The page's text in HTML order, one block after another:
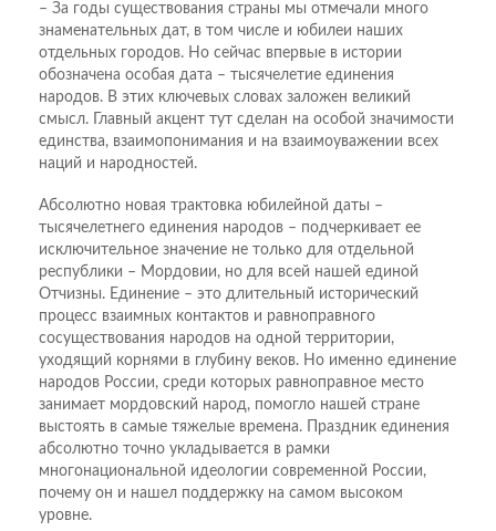
– За годы существования страны мы отмечали много
знаменательных дат, в том числе и юбилеи наших
отдельных городов. Но сейчас впервые в истории
обозначена особая дата – тысячелетие единения
народов. В этих ключевых словах заложен великий
смысл. Главный акцент тут сделан на особой значимости
единства, взаимопонимания и на взаимоуважении всех
наций и народностей.
Абсолютно новая трактовка юбилейной даты –
тысячелетнего единения народов – подчеркивает ее
исключительное значение не только для отдельной
республики – Мордовии, но для всей нашей единой
Отчизны. Единение – это длительный исторический
процесс взаимных контактов и равноправного
сосуществования народов на одной территории,
уходящий корнями в глубину веков. Но именно единение
народов России, среди которых равноправное место
занимает мордовский народ, помогло нашей стране
выстоять в самые тяжелые времена. Праздник единения
абсолютно точно укладывается в рамки
многонациональной идеологии современной России,
почему он и нашел поддержку на самом высоком
уровне.